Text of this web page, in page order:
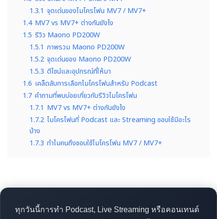
1.3.1 จุดเด่นของไมโครโฟน MV7 / MV7+
1.4 MV7 vs MV7+ ต่างกันยังไง
1.5 รีวิว Maono PD200W
1.5.1 ภาพรวม Maono PD200W
1.5.2 จุดเด่นของ Maono PD200W
1.5.3 ดีไซน์และอุปกรณ์ที่ให้มา
1.6 เคล็ดลับการเลือกไมโครโฟนสำหรับ Podcast
1.7 คำถามที่พบบ่อยเกี่ยวกับรีวิวไมโครโฟน
1.7.1 MV7 vs MV7+ ต่างกันยังไง
1.7.2 ไมโครโฟนที่ Podcast และ Streaming ชอบใช้มีอะไร
บ้าง
1.7.3 ทำไมคนถึงชอบใช้ไมโครโฟน MV7 / MV7+
ทุกวันนี้การทำ Podcast, Live Streaming หรือคอนเทนต์